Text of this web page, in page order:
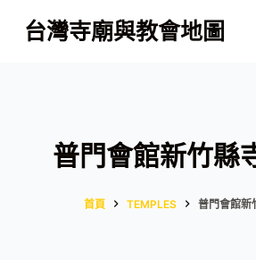
跳
至
台灣寺廟與教會地圖
普門會館新竹縣
首頁 TEMPLES 普門會館新